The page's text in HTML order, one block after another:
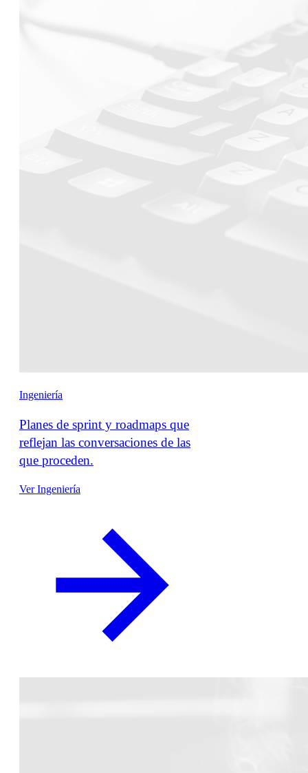
Ingeniería
Planes de sprint y roadmaps que
reflejan las conversaciones de las
que proceden.
Ver Ingeniería